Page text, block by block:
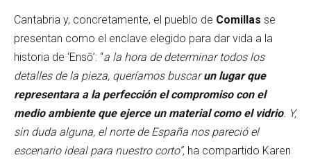
Cantabria y, concretamente, el pueblo de Comillas se
presentan como el enclave elegido para dar vida a la
historia de ‘Ensō’: “a la hora de determinar todos los
detalles de la pieza, queríamos buscarun lugar que
representara a la perfección el compromiso con el
medio ambiente que ejerce un material como el vidrio. Y,
sin duda alguna, el norte de España nos pareció el
escenario ideal para nuestro corto”, ha compartido Karen